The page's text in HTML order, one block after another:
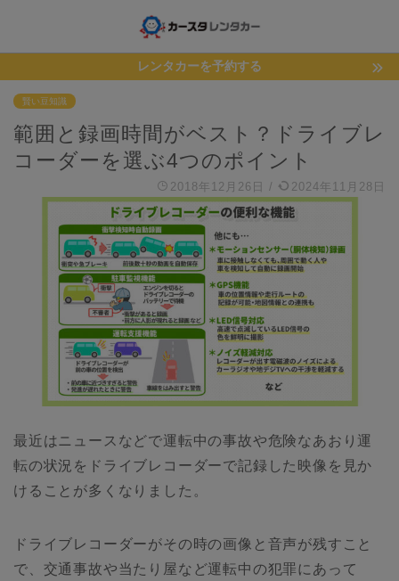
レンタカーを予約する
賢い豆知識
範囲と録画時間がベスト？ドライブレ
コーダーを選ぶ4つのポイント
2018年12月26日 / 2024年11月28日
最近はニュースなどで運転中の事故や危険なあおり運
転の状況をドライブレコーダーで記録した映像を見か
けることが多くなりました。
ドライブレコーダーがその時の画像と音声が残すこと
で、交通事故や当たり屋など運転中の犯罪にあって